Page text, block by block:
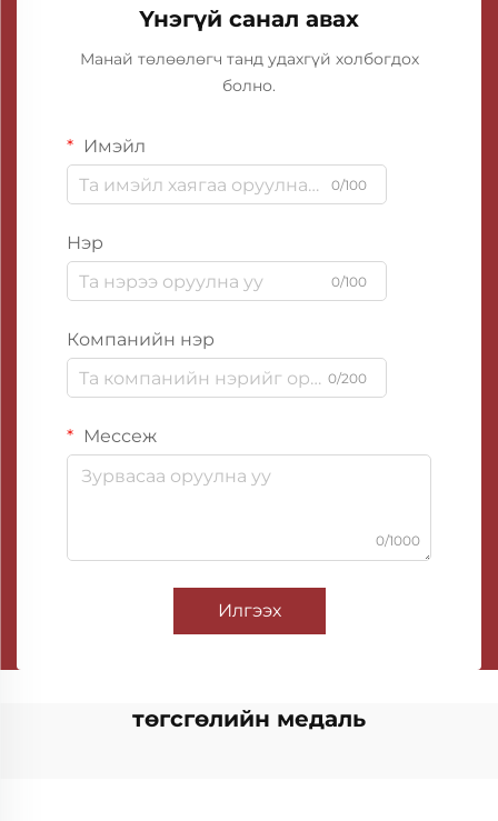
Үнэгүй санал авах
Манай төлөөлөгч танд удахгүй холбогдох
болно.
Имэйл
0/100
Нэр
0/100
Компанийн нэр
0/200
Мессеж
0/1000
Илгээх
төгсгөлийн медаль